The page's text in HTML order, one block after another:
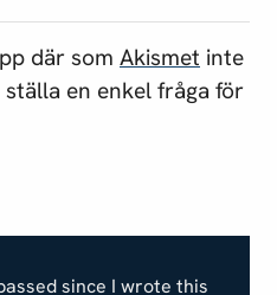
där som Akismet inte
en enkel fråga för
since I wrote this